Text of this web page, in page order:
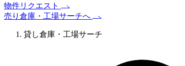
物件リクエスト
売り倉庫・工場サーチへ
貸し倉庫・工場サーチ